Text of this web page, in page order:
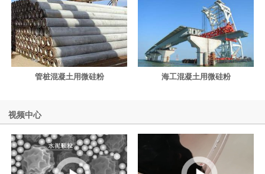
管桩混凝土用微硅粉 海工混凝土用微硅粉
视频中心